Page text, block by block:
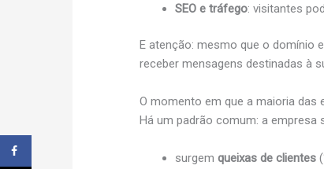
SEO e tráfego: visitantes
E atenção: mesmo que o domínio
receber mensagens destinadas à
O momento em que a maioria das
Há um padrão comum: a empresa
surgemqueixas de clientes